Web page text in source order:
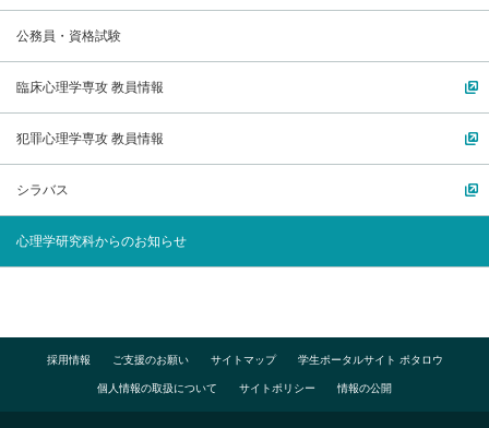
公務員・資格試験
臨床心理学専攻 教員情報
犯罪心理学専攻 教員情報
シラバス
心理学研究科からのお知らせ
採用情報 ご支援のお願い サイトマップ 学生ポータルサイト ポタロウ
個人情報の取扱について サイトポリシー 情報の公開